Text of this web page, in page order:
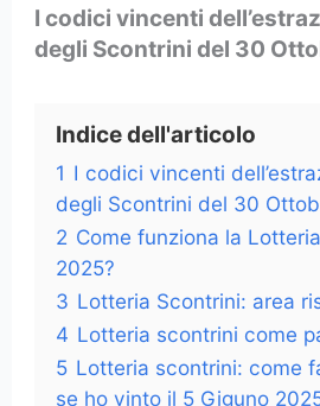
I codici vincenti
degli Scontrini del 30
Indice dell'articolo
1 I codici vincenti
degli Scontrini del 30
2 Come funziona la
2025?
3 Lotteria Scontrini: area
4 Lotteria scontrini come
5 Lotteria scontrini: come
se ho vinto il 5 Giguno